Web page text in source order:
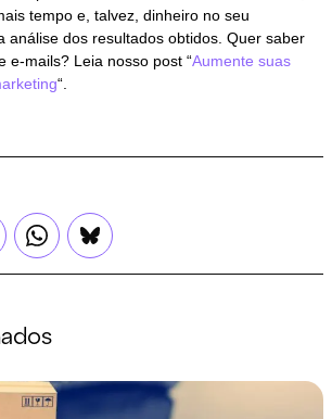
tempo e, talvez, dinheiro no seu
análise dos resultados obtidos. Quer saber
e-mails? Leia nosso post “Aumente suas
“.